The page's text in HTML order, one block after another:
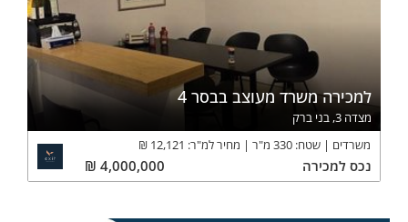
למכירה משרד מעוצב בבסר 4
מצדה 3, בני ברק
משרדים
שטח: 330 מ"ר מחיר למ"ר: 12,121
₪
נכס למכירה 4,000,000
₪